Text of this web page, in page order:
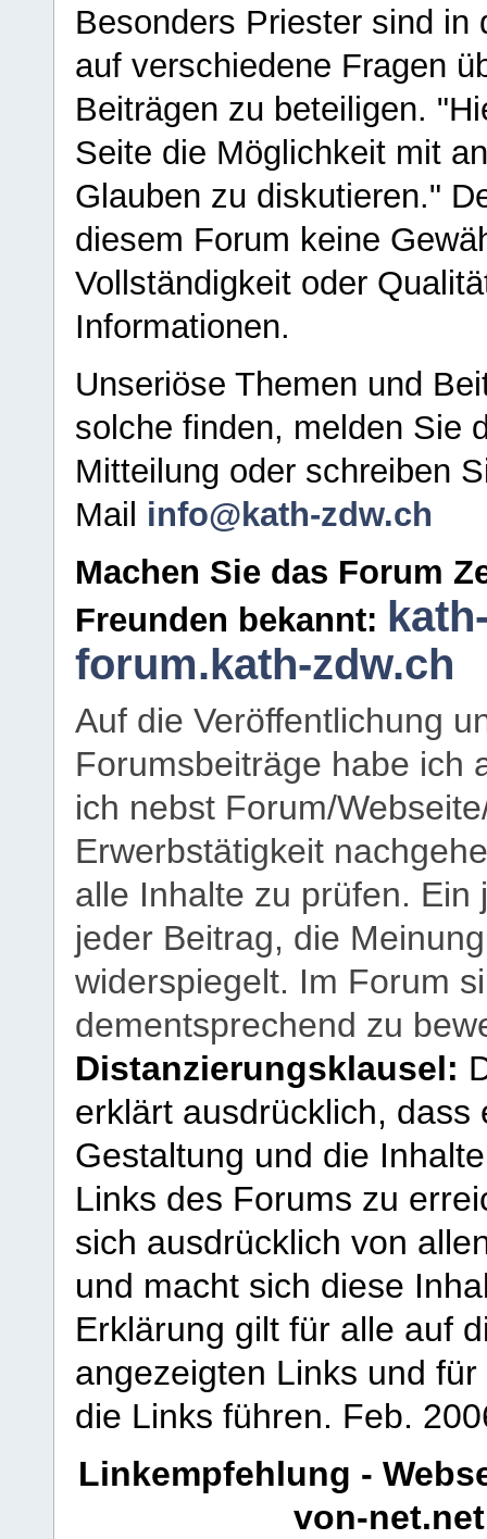
Besonders Priester sind in
auf verschiedene Fragen
Beiträgen zu beteiligen.
Seite die Möglichkeit mit
Glauben zu diskutieren."
diesem Forum keine
Vollständigkeit oder
Informationen.
Unseriöse Themen und
solche finden, melden Sie
Mitteilung oder schreiben
Mail info@kath-zdw.ch
Machen Sie das Forum
Freunden bekannt:
forum.kath-zdw.ch
Auf die Veröffentlichung
Forumsbeiträge habe ich
ich nebst Forum/
Erwerbstätigkeit
alle Inhalte zu prüfen.
jeder Beitrag, die
widerspiegelt. Im Forum
dementsprechend zu
Distanzierungsklausel:
erklärt ausdrücklich,
Gestaltung und die
Links des Forums zu
sich ausdrücklich von
und macht sich diese
Erklärung gilt für alle auf
angezeigten Links und
die Links führen. Feb.
Linkempfehlung -
von-net.net